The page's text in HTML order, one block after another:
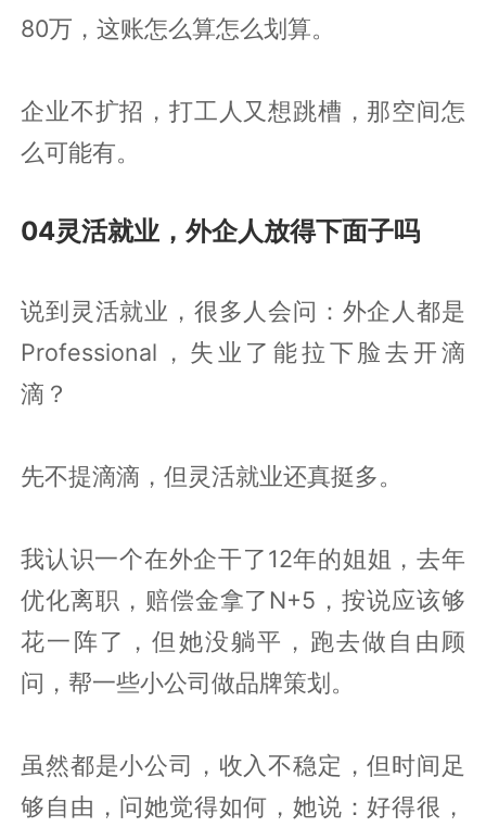
80万，这账怎么算怎么划算。
企业不扩招，打工人又想跳槽，那空间怎
么可能有。
04灵活就业，外企人放得下面子吗
说到灵活就业，很多人会问：外企人都是
Professional，失业了能拉下脸去开滴
滴？
先不提滴滴，但灵活就业还真挺多。
我认识一个在外企干了12年的姐姐，去年
优化离职，赔偿金拿了N+5，按说应该够
花一阵了，但她没躺平，跑去做自由顾
问，帮一些小公司做品牌策划。
虽然都是小公司，收入不稳定，但时间足
够自由，问她觉得如何，她说：好得很，